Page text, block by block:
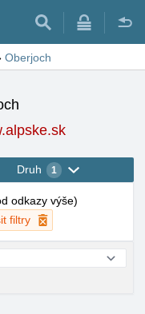
Oberjoch
Druh 1
odkazy výše)
filtry